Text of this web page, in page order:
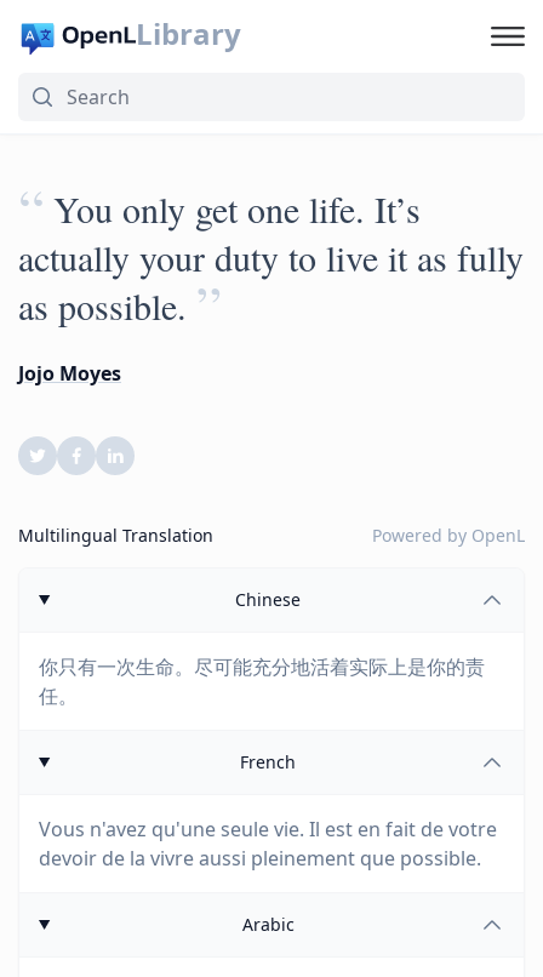
Library
“ You only get one life. It’s
actually your duty to live it as fully
as possible. ”
Jojo Moyes
Multilingual Translation Powered by OpenL
Chinese
你只有一次生命。尽可能充分地活着实际上是你的责
任。
French
Vous n'avez qu'une seule vie. Il est en fait de votre
devoir de la vivre aussi pleinement que possible.
Arabic